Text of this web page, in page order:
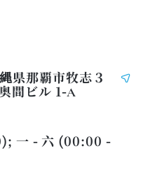
県那覇市牧志３
間ビル 1-A
一 - 六 (00:00 -